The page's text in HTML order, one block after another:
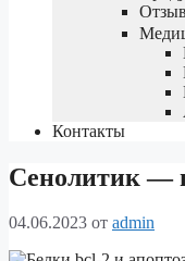
Контакты
Сенолитик —
04.06.2023 от admin